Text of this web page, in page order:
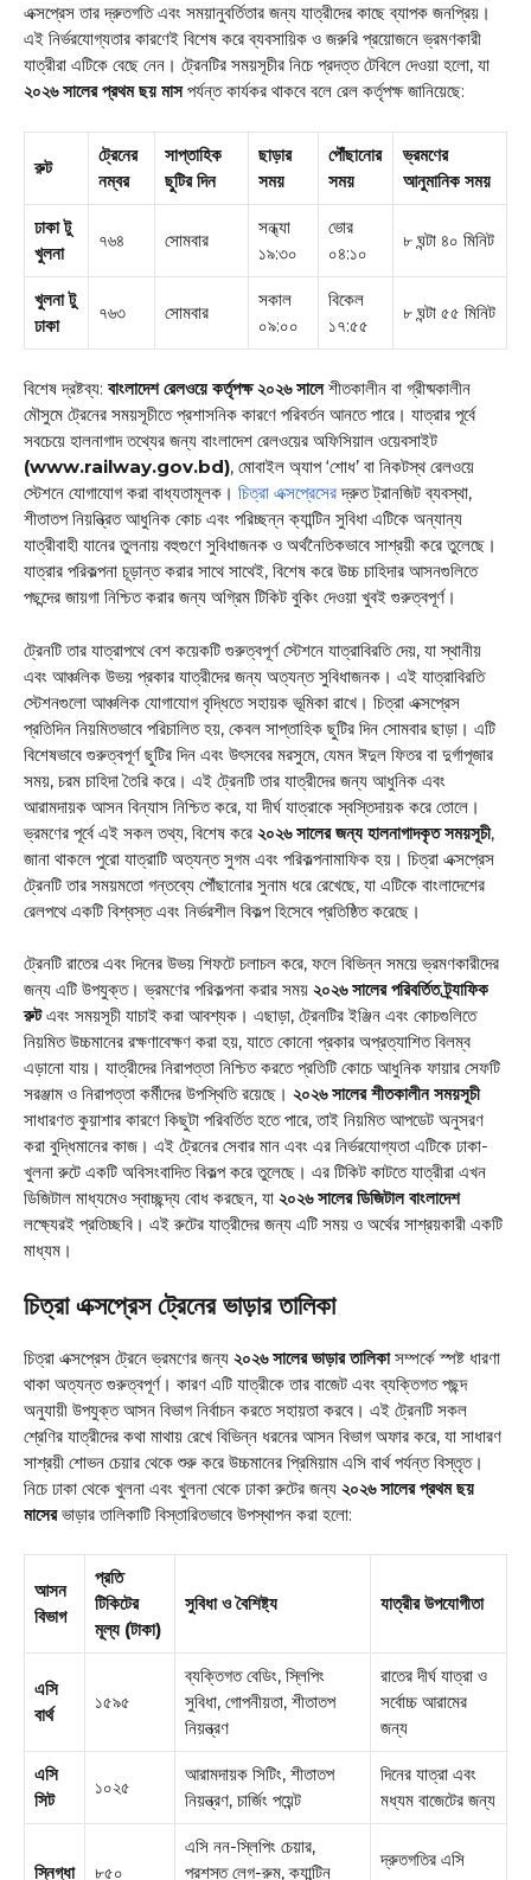
এক্সপ্রেস তার দ্রুতগতি এবং সময়ানুবর্তিতার জন্য যাত্রীদের কাছে ব্যাপক জনপ্রিয়।
এই নির্ভরযোগ্যতার কারণেই বিশেষ করে ব্যবসায়িক ও জরুরি প্রয়োজনে ভ্রমণকারী
যাত্রীরা এটিকে বেছে নেন। ট্রেনটির সময়সূচীর নিচে প্রদত্ত টেবিলে দেওয়া হলো, যা
২০২৬ সালের প্রথম ছয় মাসপর্যন্ত কার্যকর থাকবে বলে রেল কর্তৃপক্ষ জানিয়েছে:
রুট
ট্রেনের
নম্বর
সাপ্তাহিক
ছুটির দিন
ছাড়ার
সময়
পৌঁছানোর
সময়
ভ্রমণের
আনুমানিক সময়
ঢাকা টু
খুলনা
৭৬৪ সোমবার
সন্ধ্যা
১৯:৩০
ভোর
০৪:১০
৮ ঘন্টা ৪০ মিনিট
খুলনা টু
ঢাকা
৭৬৩ সোমবার
সকাল
০৯:০০
বিকেল
১৭:৫৫
৮ ঘন্টা ৫৫ মিনিট
বিশেষ দ্রষ্টব্য: বাংলাদেশ রেলওয়ে কর্তৃপক্ষ ২০২৬ সালেশীতকালীন বা গ্রীষ্মকালীন
মৌসুমে ট্রেনের সময়সূচীতে প্রশাসনিক কারণে পরিবর্তন আনতে পারে। যাত্রার পূর্বে
সবচেয়ে হালনাগাদ তথ্যের জন্য বাংলাদেশ রেলওয়ের অফিসিয়াল ওয়েবসাইট
(www.railway.gov.bd), মোবাইল অ্যাপ ‘শোধ’ বা নিকটস্থ রেলওয়ে
স্টেশনে যোগাযোগ করা বাধ্যতামূলক। চিত্রা এক্সপ্রেসেরদ্রুত ট্রানজিট ব্যবস্থা,
শীতাতপ নিয়ন্ত্রিত আধুনিক কোচ এবং পরিচ্ছন্ন ক্যান্টিন সুবিধা এটিকে অন্যান্য
যাত্রীবাহী যানের তুলনায় বহুগুণে সুবিধাজনক ও অর্থনৈতিকভাবে সাশ্রয়ী করে তুলেছে।
যাত্রার পরিকল্পনা চূড়ান্ত করার সাথে সাথেই, বিশেষ করে উচ্চ চাহিদার আসনগুলিতে
পছন্দের জায়গা নিশ্চিত করার জন্য অগ্রিম টিকিট বুকিং দেওয়া খুবই গুরুত্বপূর্ণ।
ট্রেনটি তার যাত্রাপথে বেশ কয়েকটি গুরুত্বপূর্ণ স্টেশনে যাত্রাবিরতি দেয়, যা স্থানীয়
এবং আঞ্চলিক উভয় প্রকার যাত্রীদের জন্য অত্যন্ত সুবিধাজনক। এই যাত্রাবিরতি
স্টেশনগুলো আঞ্চলিক যোগাযোগ বৃদ্ধিতে সহায়ক ভূমিকা রাখে। চিত্রা এক্সপ্রেস
প্রতিদিন নিয়মিতভাবে পরিচালিত হয়, কেবল সাপ্তাহিক ছুটির দিন সোমবার ছাড়া। এটি
বিশেষভাবে গুরুত্বপূর্ণ ছুটির দিন এবং উৎসবের মরসুমে, যেমন ঈদুল ফিতর বা দুর্গাপূজার
সময়, চরম চাহিদা তৈরি করে। এই ট্রেনটি তার যাত্রীদের জন্য আধুনিক এবং
আরামদায়ক আসন বিন্যাস নিশ্চিত করে, যা দীর্ঘ যাত্রাকে স্বস্তিদায়ক করে তোলে।
ভ্রমণের পূর্বে এই সকল তথ্য, বিশেষ করে ২০২৬ সালের জন্য হালনাগাদকৃত সময়সূচী,
জানা থাকলে পুরো যাত্রাটি অত্যন্ত সুগম এবং পরিকল্পনামাফিক হয়। চিত্রা এক্সপ্রেস
ট্রেনটি তার সময়মতো গন্তব্যে পৌঁছানোর সুনাম ধরে রেখেছে, যা এটিকে বাংলাদেশের
রেলপথে একটি বিশ্বস্ত এবং নির্ভরশীল বিকল্প হিসেবে প্রতিষ্ঠিত করেছে।
ট্রেনটি রাতের এবং দিনের উভয় শিফটে চলাচল করে, ফলে বিভিন্ন সময়ে ভ্রমণকারীদের
জন্য এটি উপযুক্ত। ভ্রমণের পরিকল্পনা করার সময় ২০২৬ সালের পরিবর্তিত ট্র্যাফিক
রুটএবং সময়সূচী যাচাই করা আবশ্যক। এছাড়া, ট্রেনটির ইঞ্জিন এবং কোচগুলিতে
নিয়মিত উচ্চমানের রক্ষণাবেক্ষণ করা হয়, যাতে কোনো প্রকার অপ্রত্যাশিত বিলম্ব
এড়ানো যায়। যাত্রীদের নিরাপত্তা নিশ্চিত করতে প্রতিটি কোচে আধুনিক ফায়ার সেফটি
সরঞ্জাম ও নিরাপত্তা কর্মীদের উপস্থিতি রয়েছে। ২০২৬ সালের শীতকালীন সময়সূচী
সাধারণত কুয়াশার কারণে কিছুটা পরিবর্তিত হতে পারে, তাই নিয়মিত আপডেট অনুসরণ
করা বুদ্ধিমানের কাজ। এই ট্রেনের সেবার মান এবং এর নির্ভরযোগ্যতা এটিকে ঢাকা-
খুলনা রুটে একটি অবিসংবাদিত বিকল্প করে তুলেছে। এর টিকিট কাটতে যাত্রীরা এখন
ডিজিটাল মাধ্যমেও স্বাচ্ছন্দ্য বোধ করছেন, যা ২০২৬ সালের ডিজিটাল বাংলাদেশ
লক্ষ্যেরই প্রতিচ্ছবি। এই রুটের যাত্রীদের জন্য এটি সময় ও অর্থের সাশ্রয়কারী একটি
মাধ্যম।
চিত্রা এক্সপ্রেস ট্রেনের ভাড়ার তালিকা
চিত্রা এক্সপ্রেস ট্রেনে ভ্রমণের জন্য ২০২৬ সালের ভাড়ার তালিকাসম্পর্কে স্পষ্ট ধারণা
থাকা অত্যন্ত গুরুত্বপূর্ণ। কারণ এটি যাত্রীকে তার বাজেট এবং ব্যক্তিগত পছন্দ
অনুযায়ী উপযুক্ত আসন বিভাগ নির্বাচন করতে সহায়তা করবে। এই ট্রেনটি সকল
শ্রেণির যাত্রীদের কথা মাথায় রেখে বিভিন্ন ধরনের আসন বিভাগ অফার করে, যা সাধারণ
সাশ্রয়ী শোভন চেয়ার থেকে শুরু করে উচ্চমানের প্রিমিয়াম এসি বার্থ পর্যন্ত বিস্তৃত।
নিচে ঢাকা থেকে খুলনা এবং খুলনা থেকে ঢাকা রুটের জন্য ২০২৬ সালের প্রথম ছয়
মাসেরভাড়ার তালিকাটি বিস্তারিতভাবে উপস্থাপন করা হলো:
আসন
বিভাগ
প্রতি
টিকিটের
মূল্য (টাকা)
সুবিধা ও বৈশিষ্ট্য যাত্রীর উপযোগীতা
এসি
বার্থ
১৫৯৫
ব্যক্তিগত বেডিং, স্লিপিং
সুবিধা, গোপনীয়তা, শীতাতপ
নিয়ন্ত্রণ
রাতের দীর্ঘ যাত্রা ও
সর্বোচ্চ আরামের
জন্য
এসি
সিট
১০২৫
আরামদায়ক সিটিং, শীতাতপ
নিয়ন্ত্রণ, চার্জিং পয়েন্ট
দিনের যাত্রা এবং
মধ্যম বাজেটের জন্য
স্নিগ্ধা ৮৫০
এসি নন-স্লিপিং চেয়ার,
প্রশস্ত লেগ-রুম, ক্যান্টিন
দ্রুতগতির এসি